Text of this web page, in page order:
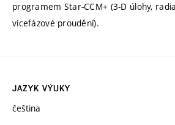
programem Star-CCM+ (3-D úlohy,
vícefázové proudění).
JAZYK VÝUKY
čeština